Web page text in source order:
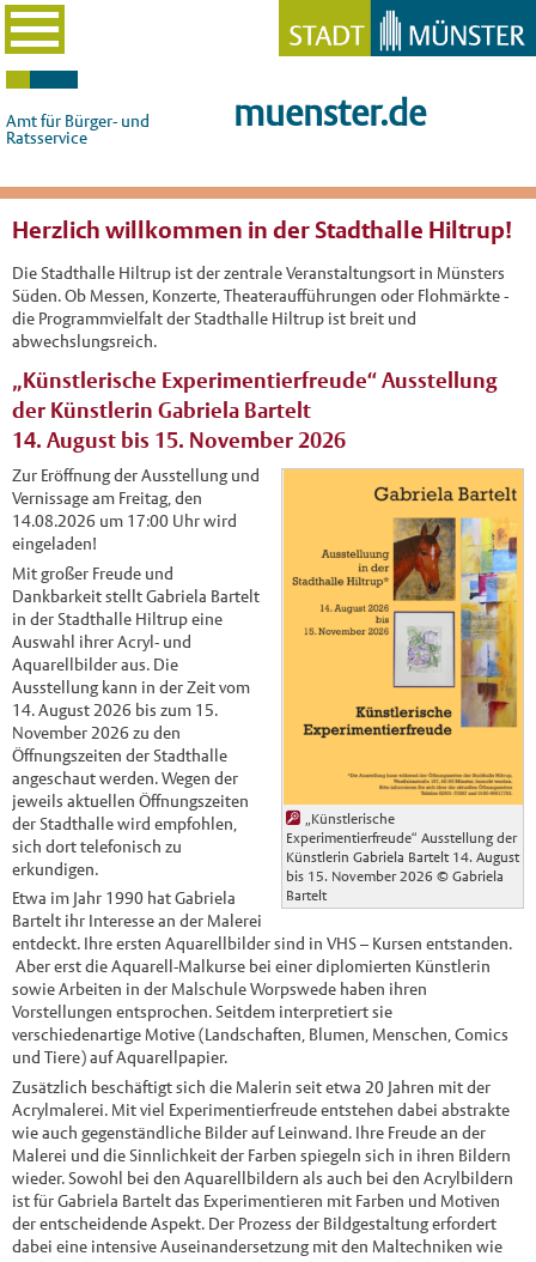
Amt für Bürger- und
Ratsservice
muenster.de
Herzlich willkommen in der Stadthalle Hiltrup!
Die Stadthalle Hiltrup ist der zentrale Veranstaltungsort in Münsters
Süden. Ob Messen, Konzerte, Theateraufführungen oder Flohmärkte -
die Programmvielfalt der Stadthalle Hiltrup ist breit und
abwechslungsreich.
„Künstlerische Experimentierfreude“ Ausstellung
der Künstlerin Gabriela Bartelt
14. August bis 15. November 2026
„Künstlerische
Experimentierfreude“ Ausstellung der
Künstlerin Gabriela Bartelt 14. August
bis 15. November 2026 © Gabriela
Bartelt
Zur Eröffnung der Ausstellung und
Vernissage am Freitag, den
14.08.2026 um 17:00 Uhr wird
eingeladen!
Mit großer Freude und
Dankbarkeit stellt Gabriela Bartelt
in der Stadthalle Hiltrup eine
Auswahl ihrer Acryl- und
Aquarellbilder aus. Die
Ausstellung kann in der Zeit vom
14. August 2026 bis zum 15.
November 2026 zu den
Öffnungszeiten der Stadthalle
angeschaut werden. Wegen der
jeweils aktuellen Öffnungszeiten
der Stadthalle wird empfohlen,
sich dort telefonisch zu
erkundigen.
Etwa im Jahr 1990 hat Gabriela
Bartelt ihr Interesse an der Malerei
entdeckt. Ihre ersten Aquarellbilder sind in VHS – Kursen entstanden.
Aber erst die Aquarell-Malkurse bei einer diplomierten Künstlerin
sowie Arbeiten in der Malschule Worpswede haben ihren
Vorstellungen entsprochen. Seitdem interpretiert sie
verschiedenartige Motive (Landschaften, Blumen, Menschen, Comics
und Tiere) auf Aquarellpapier.
Zusätzlich beschäftigt sich die Malerin seit etwa 20 Jahren mit der
Acrylmalerei. Mit viel Experimentierfreude entstehen dabei abstrakte
wie auch gegenständliche Bilder auf Leinwand. Ihre Freude an der
Malerei und die Sinnlichkeit der Farben spiegeln sich in ihren Bildern
wieder. Sowohl bei den Aquarellbildern als auch bei den Acrylbildern
ist für Gabriela Bartelt das Experimentieren mit Farben und Motiven
der entscheidende Aspekt. Der Prozess der Bildgestaltung erfordert
dabei eine intensive Auseinandersetzung mit den Maltechniken wie